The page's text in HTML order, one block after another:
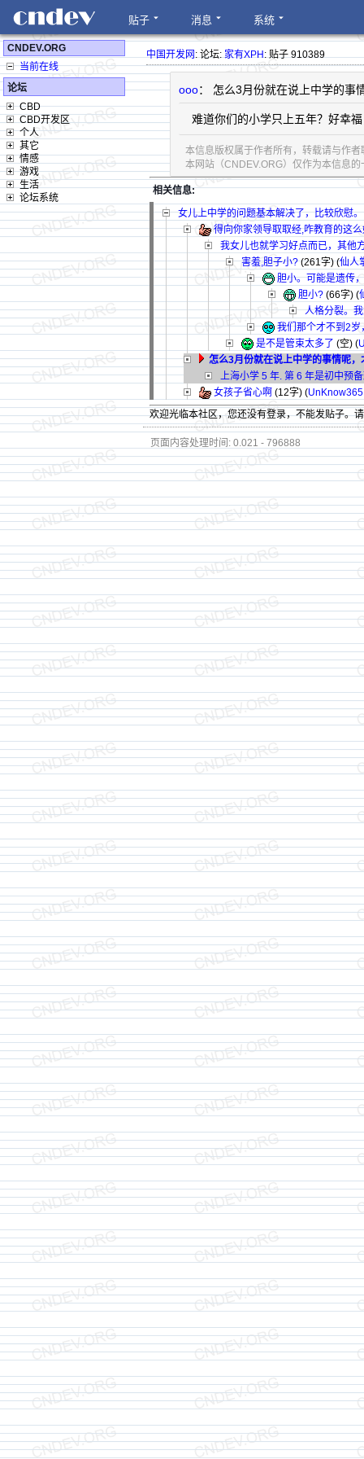
贴子 消息 系统
CNDEV.ORG
当前在线
论坛
CBD
CBD开发区
个人
其它
情感
游戏
生活
论坛系统
中国开发网: 论坛:家有XPH: 贴子 910389
ooo： 怎么3月份就在说上中学的事
难道你们的小学只上五年？好幸
本信息版权属于作者所有，转载请与作
本网站（CNDEV.ORG）仅作为本信息
相关信息:
女儿上中学的问题基本解决了，比较欣慰。
得向你家领导取取经,咋教育的这么
我女儿也就学习好点而已，其他
害羞,胆子小? (261字)(仙人
胆小。可能是遗传
胆小? (66字) (
人格分裂。
我们那个才不到2
是不是管束太多了 (空) (
怎么3月份就在说上中学的事情呢，
上海小学 5 年. 第 6 年是初中预
女孩子省心啊 (12字) (UnKnow365
欢迎光临本社区，您还没有登录，不能发贴子。
页面内容处理时间: 0.021 - 796888